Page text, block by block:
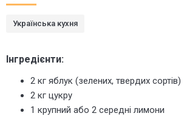
Українська кухня
Інгредієнти:
2 кг яблук (зелених, твердих сортів)
2 кг цукру
1 крупний або 2 середні лимони